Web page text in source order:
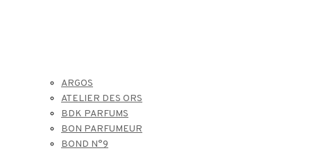
ARGOS
ATELIER DES ORS
BDK PARFUMS
BON PARFUMEUR
BOND N°9